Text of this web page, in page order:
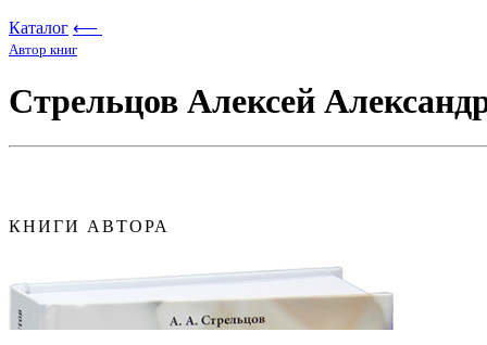
Каталог ⟵
Автор книг
Стрельцов Алексей
КНИГИ АВТОРА